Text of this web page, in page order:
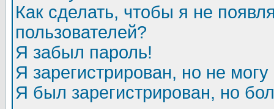
Как сделать, чтобы я не
пользователей?
Я забыл пароль!
Я зарегистрирован, но не могу
Я был зарегистрирован, но